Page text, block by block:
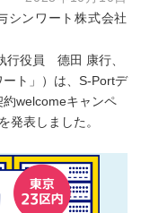
シンワート株式会社
行役員 德田 康行、
ト」）は、S-Portデ
welcomeキャンペ
を発表しました。